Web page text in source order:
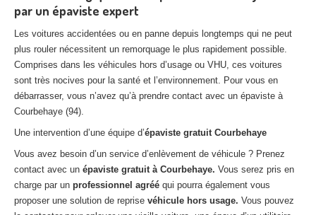
par un épaviste expert
Les voitures accidentées ou en panne depuis longtemps qui ne peut
plus rouler nécessitent un remorquage le plus rapidement possible.
Comprises dans les véhicules hors d’usage ou VHU, ces voitures
sont très nocives pour la santé et l’environnement. Pour vous en
débarrasser, vous n’avez qu’à prendre contact avec un épaviste à
Courbehaye (94).
Une intervention d’une équipe d’épaviste gratuit Courbehaye
Vous avez besoin d’un service d’enlèvement de véhicule ? Prenez
contact avec un épaviste gratuit à Courbehaye. Vous serez pris en
charge par un professionnel agréé qui pourra également vous
proposer une solution de reprise véhicule hors usage. Vous pouvez